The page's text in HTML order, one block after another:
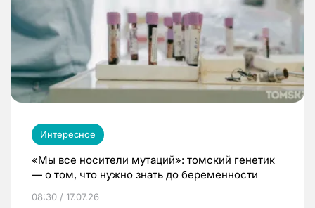
Интересное
«Мы все носители мутаций»: томский генетик
— о том, что нужно знать до беременности
08:30 / 17.07.26